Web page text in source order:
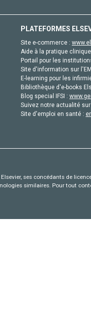
PLATEFORMES
Site e-commerce :
Aide à la pratique
Portail pour les
Site d'information sur
E-learning pour les
Bibliothèque d'e-books
Blog special IFSI :
Suivez notre actualité
Site d'emploi en santé :
ses concédants de
similaires. Pour tout